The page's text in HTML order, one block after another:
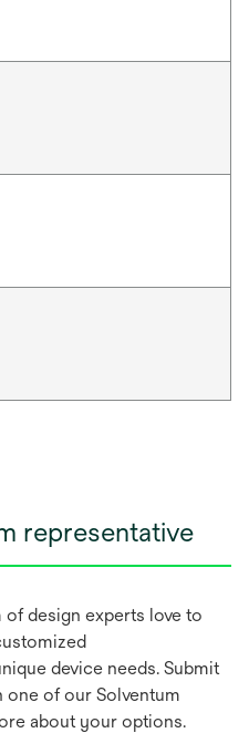
representative
design experts love to
device needs. Submit
of our Solventum
about your options.